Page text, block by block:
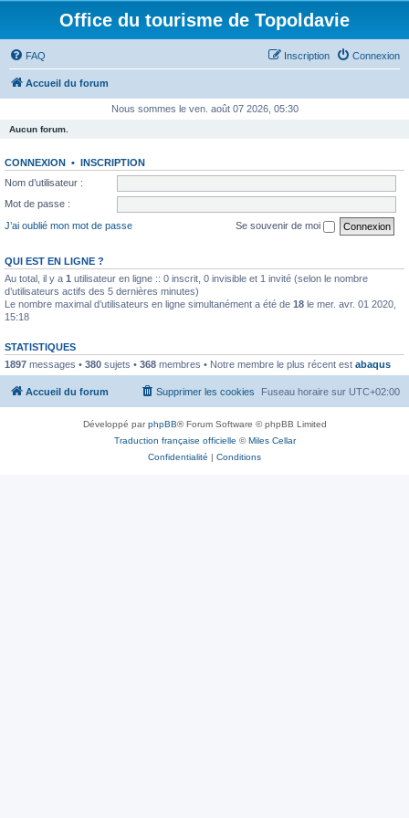
Office du tourisme de Topoldavie
FAQ Connexion
Inscription
Accueil du forum
Nous sommes le ven. août 07 2026, 05:30
Aucun forum.
CONNEXION • INSCRIPTION
Nom d’utilisateur :
Mot de passe :
J’ai oublié mon mot de passe
Se souvenir de moi
QUI EST EN LIGNE ?
Au total, il y a 1 utilisateur en ligne :: 0 inscrit, 0 invisible et 1 invité (selon le nombre
d’utilisateurs actifs des 5 dernières minutes)
Le nombre maximal d’utilisateurs en ligne simultanément a été de 18 le mer. avr. 01 2020,
15:18
STATISTIQUES
1897 messages • 380 sujets • 368 membres • Notre membre le plus récent est abaqus
Accueil du forum Fuseau horaire sur UTC+02:00
Supprimer les cookies
Développé parphpBB® Forum Software © phpBB Limited
Traduction française officielle ©Miles Cellar
Confidentialité | Conditions